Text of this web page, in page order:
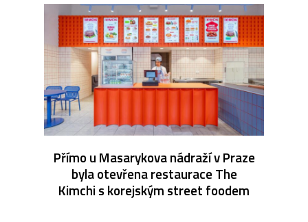
Přímo u Masarykova nádraží v Praze
byla otevřena restaurace The
Kimchi s korejským street foodem